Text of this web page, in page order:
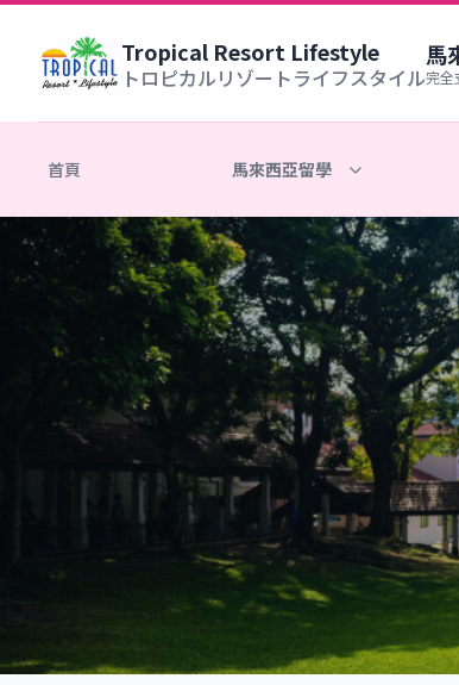
Tropical Resort Lifestyle
トロピカルリゾートライフスタイル
馬
完全
首頁 馬來西亞留學